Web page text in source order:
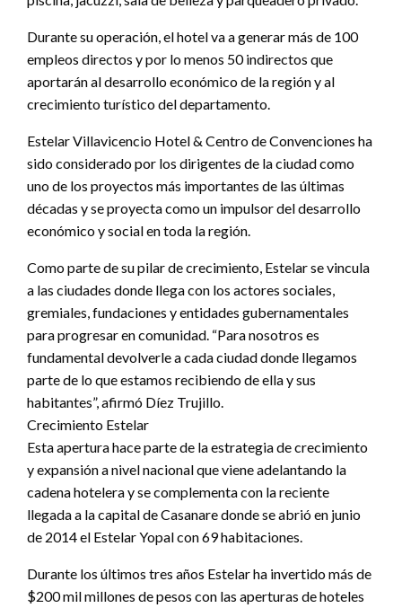
Durante su operación, el hotel va a generar más de 100
empleos directos y por lo menos 50 indirectos que
aportarán al desarrollo económico de la región y al
crecimiento turístico del departamento.
Estelar Villavicencio Hotel & Centro de Convenciones ha
sido considerado por los dirigentes de la ciudad como
uno de los proyectos más importantes de las últimas
décadas y se proyecta como un impulsor del desarrollo
económico y social en toda la región.
Como parte de su pilar de crecimiento, Estelar se vincula
a las ciudades donde llega con los actores sociales,
gremiales, fundaciones y entidades gubernamentales
para progresar en comunidad. “Para nosotros es
fundamental devolverle a cada ciudad donde llegamos
parte de lo que estamos recibiendo de ella y sus
habitantes”, afirmó Díez Trujillo.
Crecimiento Estelar
Esta apertura hace parte de la estrategia de crecimiento
y expansión a nivel nacional que viene adelantando la
cadena hotelera y se complementa con la reciente
llegada a la capital de Casanare donde se abrió en junio
de 2014 el Estelar Yopal con 69 habitaciones.
Durante los últimos tres años Estelar ha invertido más de
$200 mil millones de pesos con las aperturas de hoteles